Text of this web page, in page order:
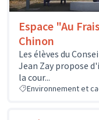
Espace "Au
Chinon
Les élèves du
Jean Zay propose
la cour...
Environnement et